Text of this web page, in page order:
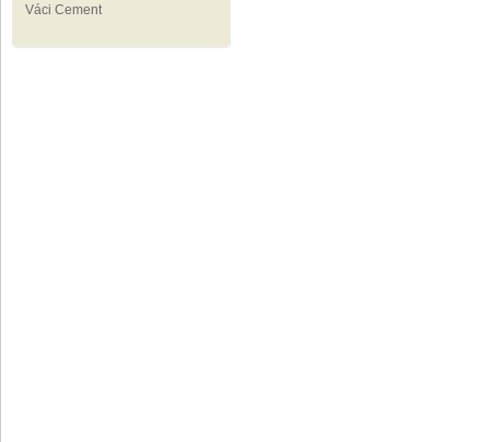
Váci Cement